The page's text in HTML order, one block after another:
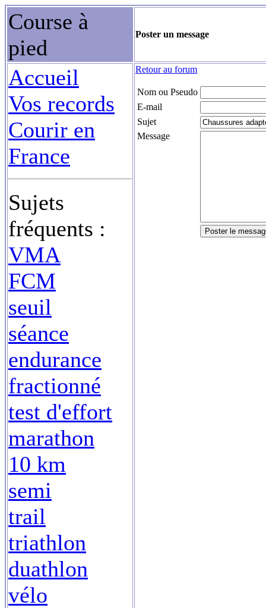
Course à
pied
Poster un message
Accueil
Vos records
Courir en
France
Sujets
fréquents :
VMA
FCM
seuil
séance
endurance
fractionné
test d'effort
marathon
10 km
semi
trail
triathlon
duathlon
vélo
Retour au forum
Nom ou Pseudo
E-mail
Sujet
Message